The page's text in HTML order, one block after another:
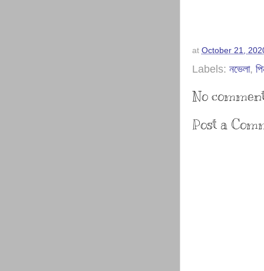
at October 21,
Labels: নভেলা,
No
Post a